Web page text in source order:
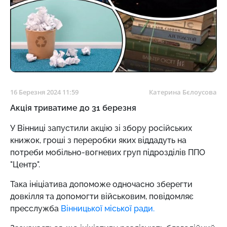
16 Березня 2024 11:59 Катерина Бєлоусова
Акція триватиме до 31 березня
У Вінниці запустили акцію зі збору російських
книжок, гроші з переробки яких віддадуть на
потреби мобільно-вогневих груп підрозділів ППО
"Центр".
Така ініціатива допоможе одночасно зберегти
довкілля та допомогти військовим, повідомляє
пресслужба Вінницької міської ради.